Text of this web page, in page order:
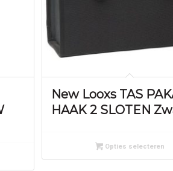
New Looxs TAS
HAAK 2 SLOTEN
Opties selecteren